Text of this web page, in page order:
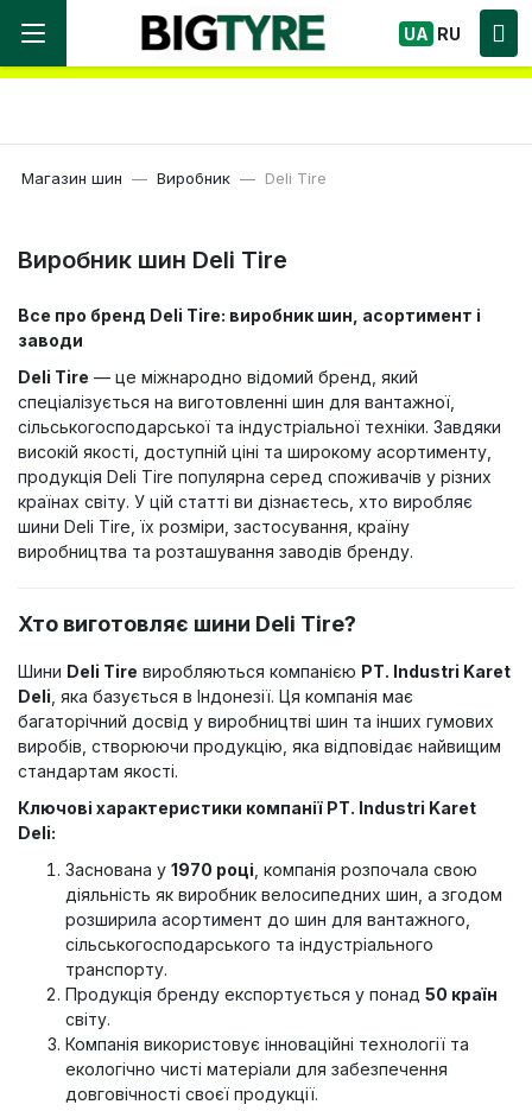
Ми працюємо! Великий вибір Шин, швидка
доставка по Україні!
UA RU
Магазин шин Виробник Deli Tire
Виробник шин Deli Tire
Все про бренд Deli Tire: виробник шин, асортимент і
заводи
Deli Tire — це міжнародно відомий бренд, який
спеціалізується на виготовленні шин для вантажної,
сільськогосподарської та індустріальної техніки. Завдяки
високій якості, доступній ціні та широкому асортименту,
продукція Deli Tire популярна серед споживачів у різних
країнах світу. У цій статті ви дізнаєтесь, хто виробляє
шини Deli Tire, їх розміри, застосування, країну
виробництва та розташування заводів бренду.
Хто виготовляє шини Deli Tire?
Шини Deli Tire виробляються компанією PT. Industri Karet
Deli , яка базується в Індонезії. Ця компанія має
багаторічний досвід у виробництві шин та інших гумових
виробів, створюючи продукцію, яка відповідає найвищим
стандартам якості.
Ключові характеристики компанії PT. Industri Karet
Deli:
Заснована у 1970 році , компанія розпочала свою
діяльність як виробник велосипедних шин, а згодом
розширила асортимент до шин для вантажного,
сільськогосподарського та індустріального
транспорту.
Продукція бренду експортується у понад 50 країн
світу.
Компанія використовує інноваційні технології та
екологічно чисті матеріали для забезпечення
довговічності своєї продукції.